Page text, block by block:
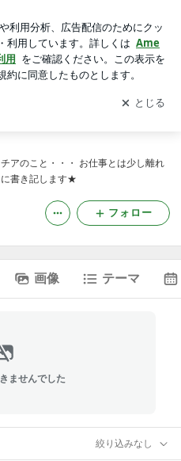
の更新通知
を受け取りまし
開く
アのこと・・・ お仕事とは少し離れ
書き記します★
フォロー
画像 テーマ
ませんでした
絞り込みなし